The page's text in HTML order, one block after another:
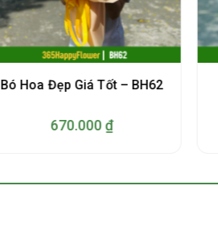
Bó Hoa Đẹp Giá Tốt – BH62
670.000 ₫